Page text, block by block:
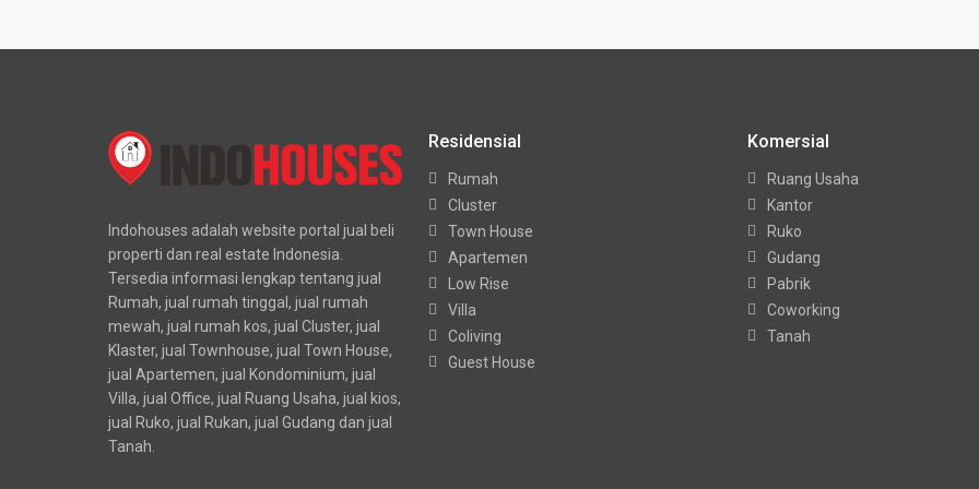
Indohouses adalah website portal jual beli
properti dan real estate Indonesia.
Tersedia informasi lengkap tentang jual
Rumah, jual rumah tinggal, jual rumah
mewah, jual rumah kos, jual Cluster, jual
Klaster, jual Townhouse, jual Town House,
jual Apartemen, jual Kondominium, jual
Villa, jual Office, jual Ruang Usaha, jual kios,
jual Ruko, jual Rukan, jual Gudang dan jual
Tanah.
Residensial
Rumah
Cluster
Town House
Apartemen
Low Rise
Villa
Coliving
Guest House
Komersial
Ruang Usaha
Kantor
Ruko
Gudang
Pabrik
Coworking
Tanah